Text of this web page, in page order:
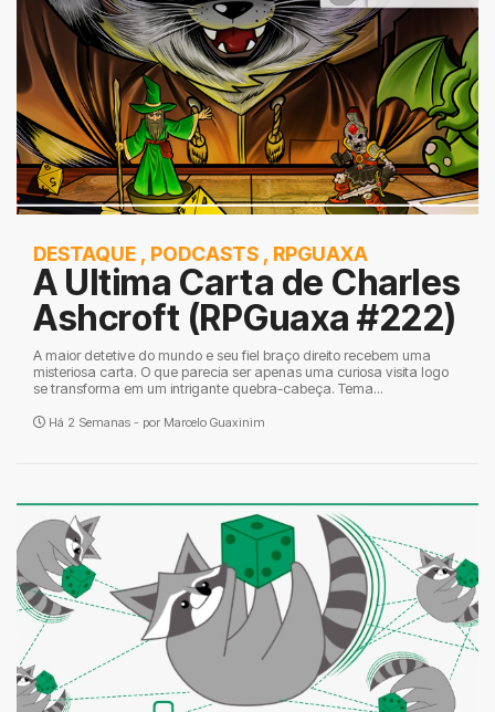
DESTAQUE , PODCASTS , RPGUAXA
A Ultima Carta de Charles
Ashcroft (RPGuaxa #222)
A maior detetive do mundo e seu fiel braço direito recebem uma
misteriosa carta. O que parecia ser apenas uma curiosa visita logo
se transforma em um intrigante quebra-cabeça. Tema...
Há 2 Semanas - por Marcelo Guaxinim